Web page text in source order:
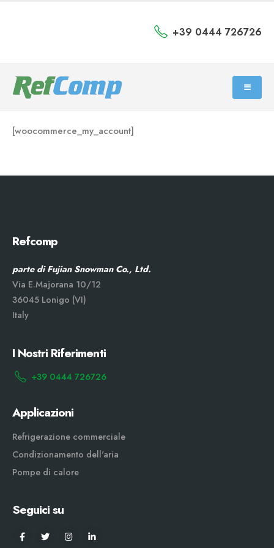
+39 0444 726726
[woocommerce_my_account]
Refcomp
parte di Fujian Snowman Co., Ltd.
Via E.Majorana 10/12
36045 Lonigo (VI)
Italy
I Nostri Riferimenti
+39 0444 726726
Applicazioni
Refrigerazione commerciale
Condizionamento dell'aria
Pompe di calore
Seguici su